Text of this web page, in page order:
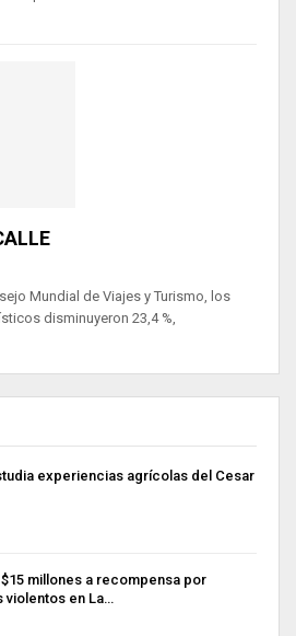
Mundial de Viajes y Turismo, los
disminuyeron 23,4 %,
experiencias agrícolas del Cesar
$15 millones a recompensa por
violentos en La…